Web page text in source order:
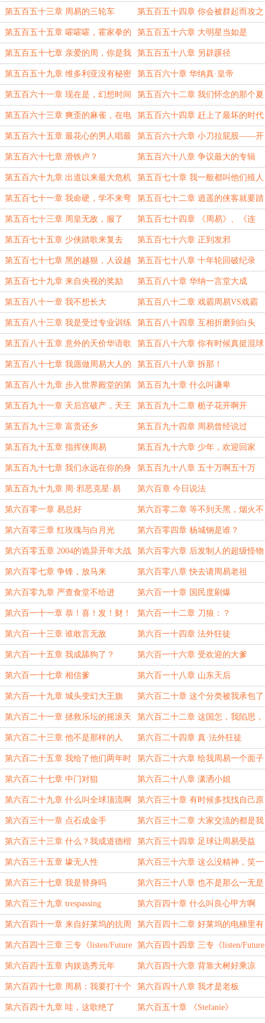
第五百五十三章 周易的三轮车 第五百五十四章 你会被群起而攻之
的
第五百五十五章 嚯嚯嚯，霍家拳的
套路招式灵活
第五百五十六章 大明星当如是
第五百五十七章 亲爱的周，你是我
爹
第五百五十八章 另辟蹊径
第五百五十九章 维多利亚没有秘密 第五百六十章 华纳真·皇帝
第五百六十一章 现在是，幻想时间 第五百六十二章 我们怀念的那个夏
天
第五百六十三章 爽歪的麻雀，在电
线杆上裸睡
第五百六十四章 赶上了最坏的时代
第五百六十五章 最花心的男人唱最
深情的歌
第五百六十六章 小刀拉屁股——开
了眼
第五百六十七章 滑铁卢？ 第五百六十八章 争议最大的专辑
第五百六十九章 出道以来最大危机 第五百七十章 我一般都叫他们殖人
第五百七十一章 我命硬，学不来弯
腰
第五百七十二章 逍遥的侠客就要踏
上江湖归路
第五百七十三章 周皇无敌，服了 第五百七十四章 《周易》、《连
山》、《归藏》
第五百七十五章 少侠踏歌来复去 第五百七十六章 正到发邪
第五百七十七章 黑的越狠，人设越
稳
第五百七十八章 十年轮回破纪录
第五百七十九章 来自央视的奖励 第五百八十章 华纳一言堂大成
第五百八十一章 我不想长大 第五百八十二章 戏霸周易VS戏霸
姜汶
第五百八十三章 我是受过专业训练
的，不会笑
第五百八十四章 互相折磨到白头
第五百八十五章 意外的天价华语歌 第五百八十六章 你有时候真挺混球
的
第五百八十七章 我愿做周易大人的
狗
第五百八十八章 拆那！
第五百八十九章 步入世界殿堂的第
一步
第五百九十章 什么叫谦卑
第五百九十一章 天后宫破产，天王
殿上位
第五百九十二章 栀子花开啊开
第五百九十三章 富贵还乡 第五百九十四章 周易曾经说过
第五百九十五章 指挥侠周易 第五百九十六章 少年，欢迎回家
第五百九十七章 我们永远在你的身
边
第五百九十八章 五十万啊五十万
第五百九十九章 周·邪恶克星·易 第六百章 今日说法
第六百零一章 易总好 第六百零二章 等不到天黑，烟火不
会太完美
第六百零三章 红玫瑰与白月光 第六百零四章 杨城钢是谁？
第六百零五章 2004的诡异开年大战 第六百零六章 后发制人的超级怪物
第六百零七章 争锋，放马来 第六百零八章 快去请周易老祖
第六百零九章 严查食堂不给进 第六百一十章 国民度刷爆
第六百一十一章 恭！喜！发！财！ 第六百一十二章 刀狼：？
第六百一十三章 谁敢言无敌 第六百一十四章 法外狂徒
第六百一十五章 我成舔狗了？ 第六百一十六章 受欢迎的大爹
第六百一十七章 相信爹 第六百一十八章 山东天后
第六百一十九章 城头变幻大王旗 第六百二十章 这个分类被我承包了
第六百二十一章 拯救乐坛的摇滚天
王
第六百二十二章 这国怎，我陷思，
定体问
第六百二十三章 他不是那样的人 第六百二十四章 真·法外狂徒
第六百二十五章 我给了他们两年时
间
第六百二十六章 给我周易一个面子
第六百二十七章 中门对狙 第六百二十八章 潇洒小姐
第六百二十九章 什么叫全球顶流啊 第六百三十章 有时候多找找自己原
因
第六百三十一章 点石成金手 第六百三十二章 大家交流的都是我
的歌
第六百三十三章 什么？我成道德楷
模了？
第六百三十四章 足球让周易受益
第六百三十五章 壕无人性 第六百三十六章 这么没精神，笑一
笑好不好啊
第六百三十七章 我是替身吗 第六百三十八章 也不是那么一无是
处，对吧
第六百三十九章 trespassing 第六百四十章 什么叫良心甲方啊
第六百四十一章 来自好莱坞的抗周
英雄
第六百四十二章 好莱坞的电梯里有
什么
第六百四十三章 三专《listen/Future
Sounds》（上）
第六百四十四章 三专《listen/Future
Sounds》（下）
第六百四十五章 内娱选秀元年 第六百四十六章 背靠大树好乘凉
第六百四十七章 周易：我要打十个 第六百四十八章 我才是老板
第六百四十九章 哇，这歌绝了 第六百五十章 《Stefanie》